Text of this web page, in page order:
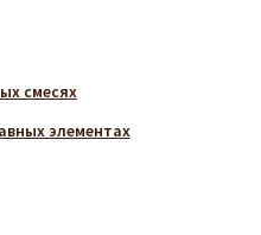
смесях
элементах